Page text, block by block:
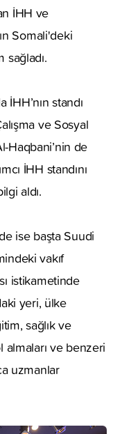
İHH ve
Somali'deki
sağladı.
standı
ve Sosyal
Haqbani’nin de
İHH standını
aldı.
ise başta Suudi
vakıf
istikametinde
yeri, ülke
sağlık ve
ve benzeri
uzmanlar